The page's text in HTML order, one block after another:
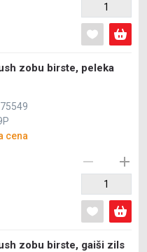
zobu birste, peleka
cena
zobu birste, gaiši zils